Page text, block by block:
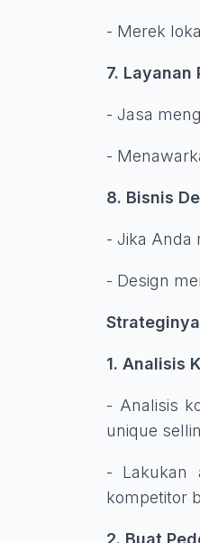
- Merek
7. Layanan
- Jasa
-
8. Bisnis
- Jika Anda
- Design
1. Analisis
- Analisis
unique
- Lakukan
kompetitor
2. Buat